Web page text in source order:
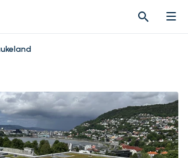
search
search